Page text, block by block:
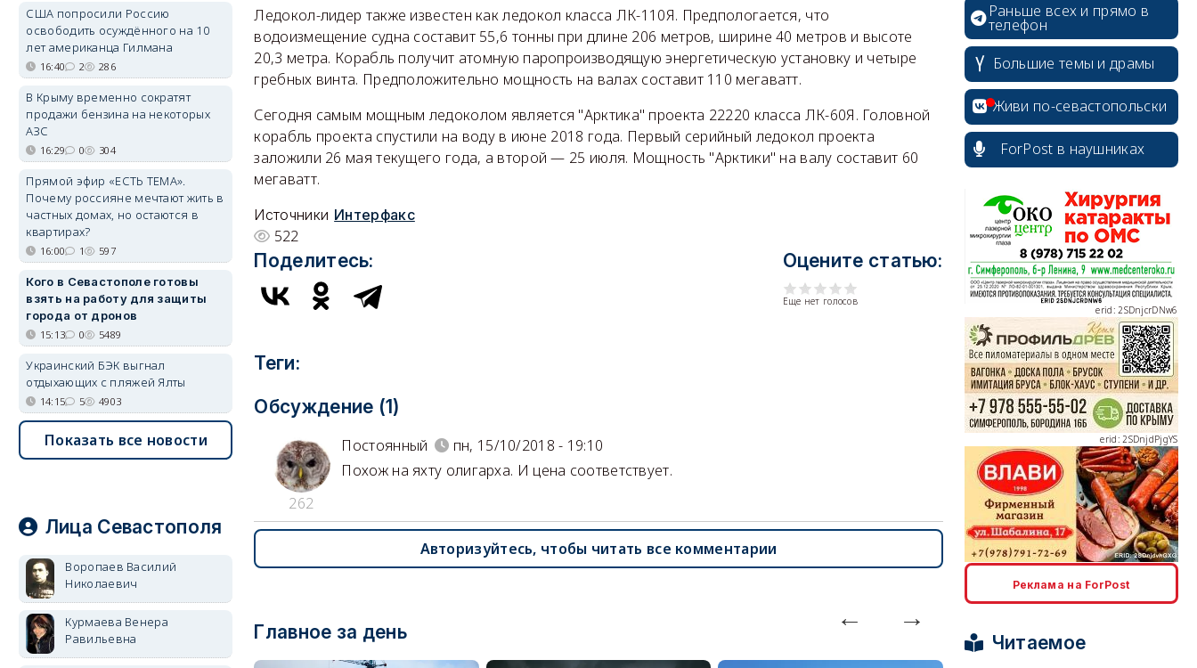
Ледокол-лидер также известен как ледокол класса ЛК-110Я. Предпологается, что
водоизмещение судна составит 55,6 тонны при длине 206 метров, ширине 40 метров и высоте
20,3 метра. Корабль получит атомную паропроизводящую энергетическую установку и четыре
гребных винта. Предположительно мощность на валах составит 110 мегаватт.
Сегодня самым мощным ледоколом является "Арктика" проекта 22220 класса ЛК-60Я. Головной
корабль проекта спустили на воду в июне 2018 года. Первый серийный ледокол проекта
заложили 26 мая текущего года, а второй — 25 июля. Мощность "Арктики" на валу составит 60
мегаватт.
Источники Интерфакс
522
Поделитесь: Оцените статью:
Еще нет голосов
Теги:
Обсуждение (1)
262
Постоянный
пн, 15/10/2018 - 19:10
Похож на яхту олигарха. И цена соответствует.
Авторизуйтесь, чтобы читать все комментарии
Главное за день
США попросили Россию
освободить осуждённого на 10
лет американца Гилмана
16:40 2 286
В Крыму временно сократят
продажи бензина на некоторых
АЗС
16:29 0 304
Прямой эфир «ЕСТЬ ТЕМА».
Почему россияне мечтают жить в
частных домах, но остаются в
квартирах?
16:00 1 597
Кого в Севастополе готовы
взять на работу для защиты
города от дронов
15:13 0 5489
Украинский БЭК выгнал
отдыхающих с пляжей Ялты
14:15 5 4903
Показать все новости
Лица Севастополя
Воропаев Василий
Николаевич
Курмаева Венера
Равильевна
Раньше всех и прямо в
телефон
Большие темы и драмы
Живи по-севастопольски
ForPost в наушниках
erid: 2SDnjdvhGXG
erid: 2SDnjcrDNw6
erid: 2SDnjdPjgYS
erid: 2SDnjdvhGXG
Реклама на ForPost
Читаемое